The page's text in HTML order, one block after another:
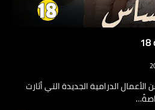
الدرامية الجديدة التي أثارت